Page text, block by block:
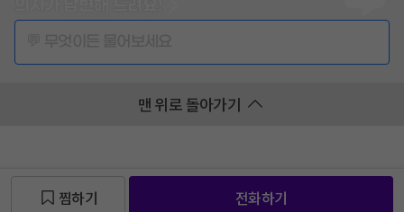
맨 위로 돌아가기
찜하기 전화하기